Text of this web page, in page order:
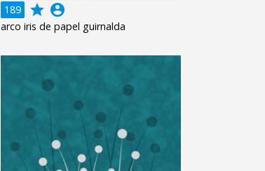
189 grade account_circle
arco iris de papel guirnalda